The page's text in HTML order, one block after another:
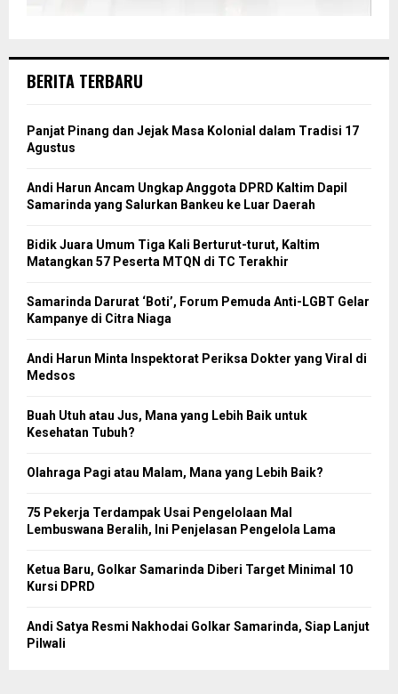
BERITA TERBARU
Panjat Pinang dan Jejak Masa Kolonial dalam Tradisi 17
Agustus
Andi Harun Ancam Ungkap Anggota DPRD Kaltim Dapil
Samarinda yang Salurkan Bankeu ke Luar Daerah
Bidik Juara Umum Tiga Kali Berturut-turut, Kaltim
Matangkan 57 Peserta MTQN di TC Terakhir
Samarinda Darurat ‘Boti’, Forum Pemuda Anti-LGBT Gelar
Kampanye di Citra Niaga
Andi Harun Minta Inspektorat Periksa Dokter yang Viral di
Medsos
Buah Utuh atau Jus, Mana yang Lebih Baik untuk
Kesehatan Tubuh?
Olahraga Pagi atau Malam, Mana yang Lebih Baik?
75 Pekerja Terdampak Usai Pengelolaan Mal
Lembuswana Beralih, Ini Penjelasan Pengelola Lama
Ketua Baru, Golkar Samarinda Diberi Target Minimal 10
Kursi DPRD
Andi Satya Resmi Nakhodai Golkar Samarinda, Siap Lanjut
Pilwali